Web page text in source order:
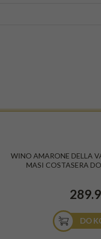
WINO AMARONE DELLA
MASI COSTASERA
DO